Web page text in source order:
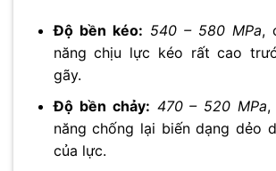
Độ bền kéo: 540 – 580 MPa,
năng chịu lực kéo rất cao
gãy.
Độ bền chảy: 470 – 520 MPa,
năng chống lại biến dạng dẻo
của lực.